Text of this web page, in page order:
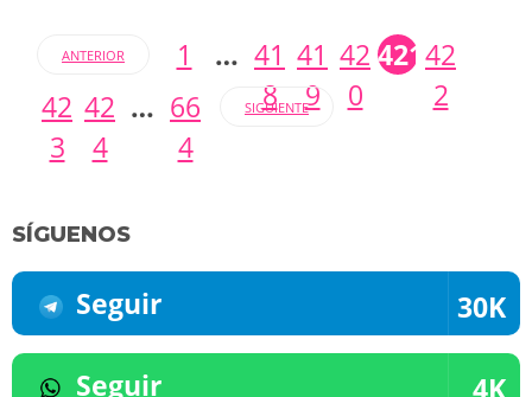
ANTERIOR 1 … 41
8
41
9
42
0
421 42
2
42
3
42
4
… 66
4
SIGUIENTE
SÍGUENOS
Seguir 30K
Seguir 4K